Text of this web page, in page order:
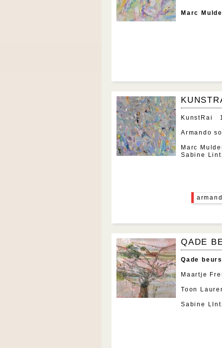
Marc
KunstRai
Armando
Marc
Sabine
QADE
Qade
Maartje
Toon
Sabine